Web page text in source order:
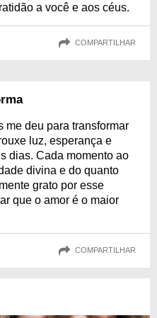
a você e aos céus.
COMPARTILHAR
me deu para transformar
luz, esperança e
dias. Cada momento ao
divina e do quanto
grato por esse
que o amor é o maior
COMPARTILHAR